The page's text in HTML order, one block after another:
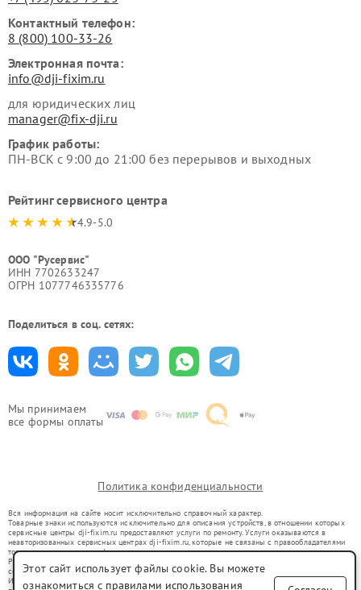
Мы принимаем
все формы оплаты
Контактный телефон:
8 (800) 100-33-26
Электронная почта:
info@dji-fixim.ru
для юридических лиц
manager@fix-dji.ru
График работы:
ПН-ВСК с 9:00 до 21:00 без перерывов и выходных
Рейтинг сервисного центра
4.9-5.0
ООО "Русервис"
ИНН 7702633247
ОГРН 1077746335776
Поделиться в соц. сетях:
Политика конфиденциальности
Вся информация на сайте носит исключительно справочный характер.
Товарные знаки используются исключительно для описания устройств, в отношении которых
сервисные центры dji-fixim.ru предоставляют услуги по ремонту. Услуги оказываются в
неавторизованных сервисных центрах dji-fixim.ru, которые не связаны с правообладателями
товарных знаков или их официальными представителями.
Ремонт осуществляется для устройств, уже введенных в гражданский оборот в соответствии
со статьей 1487 ГК РФ.
Использование товарных знаков не преследует цели индивидуализации услуг или введения
Этот сайт использует файлы cookie. Вы можете
ознакомиться с правилами использования